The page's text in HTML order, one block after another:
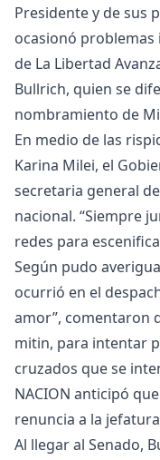
Presidente y de sus
ocasionó problemas
de La Libertad
Bullrich, quien se
nombramiento de
En medio de las
Karina Milei, el
secretaria general
nacional. “Siempre
redes para
Según pudo
ocurrió en el
amor”, comentaron
mitin, para intentar
cruzados que se
NACION anticipó
renuncia a la
Al llegar al Senado,